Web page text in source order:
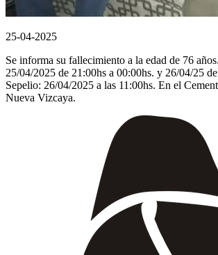
25-04-2025
Se informa su fallecimiento a la edad de 76
25/04/2025 de 21:00hs a 00:00hs. y 26/04/25
Sepelio: 26/04/2025 a las 11:00hs. En el
Nueva Vizcaya.